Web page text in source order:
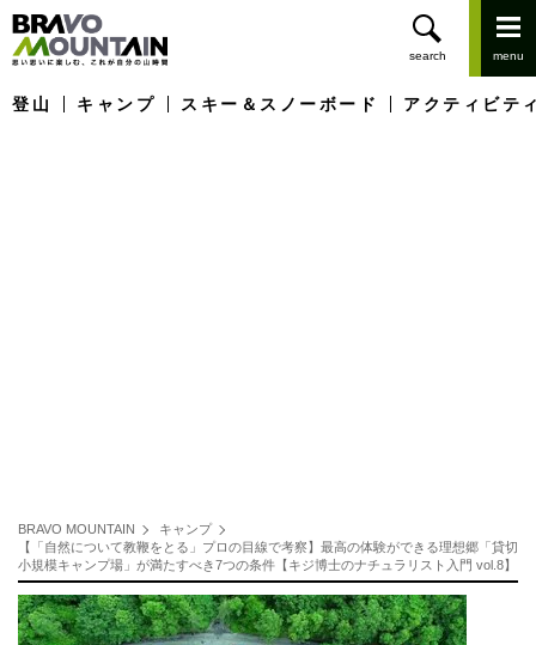
登山 キャンプ スキー＆スノーボード アクティビテ
BRAVO MOUNTAIN
キャンプ
【「自然について教鞭をとる」プロの目線で考察】最高の体験ができる理想郷「貸切
小規模キャンプ場」が満たすべき7つの条件【キジ博士のナチュラリスト入門 vol.8】